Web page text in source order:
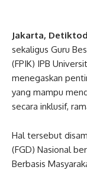
Jakarta,
sekaligus Guru
(FPIK) IPB
menegaskan
yang mampu
secara inklusif,
Hal tersebut
(FGD) Nasional
Berbasis